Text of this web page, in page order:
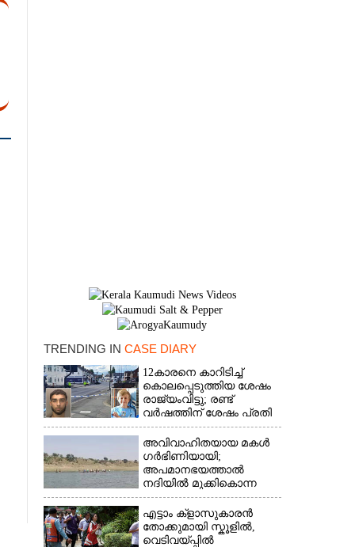
TRENDING IN CASE DIARY
12കാരനെ കാറിടിച്ച്
കൊലപ്പെടുത്തിയ ശേഷം
രാജ്യംവിട്ടു; രണ്ട്
വർഷത്തിന് ശേഷം പ്രതി
പിടിയിൽ
അവിവാഹിതയായ മകൾ
ഗർഭിണിയായി;
അപമാനഭയത്താൽ
നദിയിൽ മുക്കികൊന്ന
പിതാവ് അറസ്റ്റിൽ
എട്ടാം ക്ളാസുകാരൻ
തോക്കുമായി സ്കൂളിൽ,
വെടിവയ്പ്പിൽ